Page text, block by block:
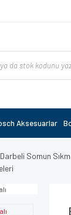
Aksesuarlar
Somun